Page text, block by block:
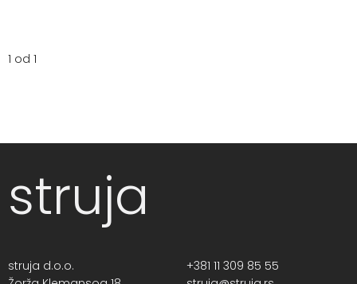
1 od 1
struja
struja d.o.o.
+381 11 309 85 55